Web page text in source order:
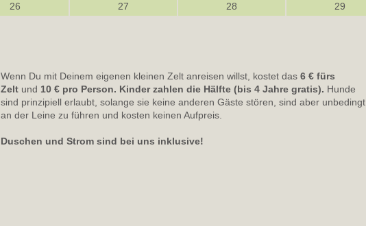
26 27 28 29
Wenn Du mit Deinem eigenen kleinen Zelt anreisen willst, kostet das 6 € fürs
Zelt und 10 € pro Person. Kinder zahlen die Hälfte (bis 4 Jahre gratis). Hunde
sind prinzipiell erlaubt, solange sie keine anderen Gäste stören, sind aber unbedingt
an der Leine zu führen und kosten keinen Aufpreis.
Duschen und Strom sind bei uns inklusive!